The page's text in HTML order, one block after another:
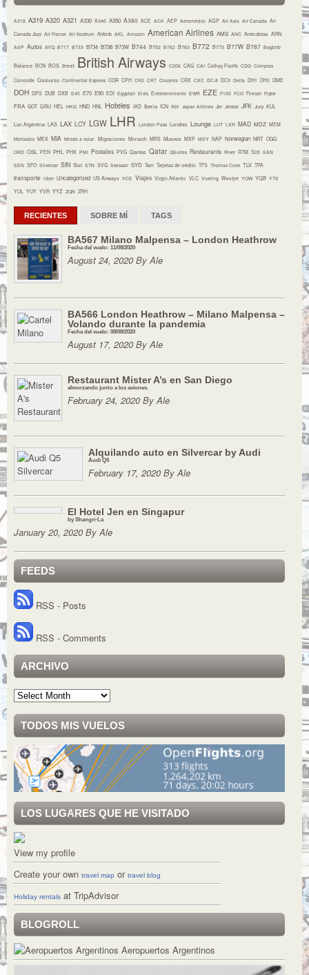
A318 A319 A320 A321 A330 A340 A350 A380 ACE ACK AEP Aeroméxico AGP Air Asia Air Canada Air
Canada Jazz Air France Air Nostrum Airbnb AKL Amazon American Airlines AMS ANC Anécdotas ARN
ASP Autos AYQ B717 B733 B734 B738 B73W B744 B752 B762 B763 B772 B773 B77W B787 Bagbnb
Balance BCN BOS Brexit British Airways C206 CAG CAI Cathay Pacific CDG Compras
Concorde Concurso Continental Express COR CPH CR2 CR7 Cruceros CRX CXC DC-8 DC3 Delta DH1 DH3 DME
DOH DPS DUB DXB E45 E70 E90 EDI Egyptair Elvis Entretenimiento EWR EZE F100 FCO Finnair Flybe
FRA GOT GRU HEL HKG HND HNL Hoteles IAD Iberia ICN INV Japan Airlines Jer Jetstar JFK Jucy KUL
Lan Argentina LAS LAX LCY LGW LHR London Pass Londres Lounge LUT LXR MAD MDZ MEM
Mercados MEX MIA Miedo a volar. Migraciones Monarch MRS Museos MXP MXY NAP Norwegian NRT OGG
ORD OSL PEN PHL PHX PMI Postales PVG Qantas Qatar QSuites Restaurants River RTM S20 SAN
SEN SFO Silvercar SIN Sixt STN SVG Swissair SYD Tam Tarjetas de crédito TFS Thomas Cook TLV TPA
transporte Uber Uncategorized US Airways VCE Viajes Virgin Atlantic VLC Vueling Westjet YOW YQB YTS
YUL YUY YVR YYZ ZQN ZRH
RECIENTES SOBRE MÍ TAGS
BA567 Milano Malpensa – London Heathrow
Fecha del vuelo: 11/08/2020
August 24, 2020 By Ale
BA566 London Heathrow – Milano Malpensa –
Volando durante la pandemia
Fecha del vuelo: 08/08/2020
August 17, 2020 By Ale
Restaurant Mister A’s en San Diego
almorzando junto a los aviones.
February 24, 2020 By Ale
Alquilando auto en Silvercar by Audi
Audi Q5
February 17, 2020 By Ale
El Hotel Jen en Singapur
by Shangri-La
January 20, 2020 By Ale
FEEDS
RSS - Posts
RSS - Comments
ARCHIVO
Archivo
TODOS MIS VUELOS
LOS LUGARES QUE HE VISITADO
View my profile
Create your own travel map or travel blog
Holiday rentals at TripAdvisor
BLOGROLL
Aeropuertos Argentinos